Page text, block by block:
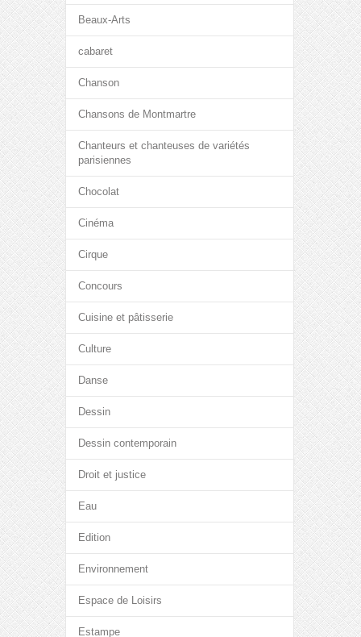
Beaux-Arts
cabaret
Chanson
Chansons de Montmartre
Chanteurs et chanteuses de variétés
parisiennes
Chocolat
Cinéma
Cirque
Concours
Cuisine et pâtisserie
Culture
Danse
Dessin
Dessin contemporain
Droit et justice
Eau
Edition
Environnement
Espace de Loisirs
Estampe